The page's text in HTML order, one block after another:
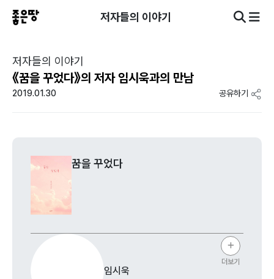
저자들의 이야기
저자들의 이야기
《꿈을 꾸었다》의 저자 임시욱과의 만남
2019.01.30 공유하기
꿈을 꾸었다
임시욱
더보기